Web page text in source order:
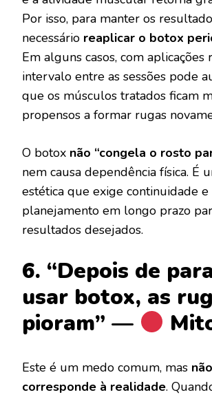
Por isso, para manter os
necessário reaplicar o botox
Em alguns casos, com aplicações
intervalo entre as sessões pode
que os músculos tratados ficam
propensos a formar rugas
O botox não “congela o rosto
nem causa dependência física. É
estética que exige continuidade e
planejamento em longo prazo
resultados desejados.
6. “Depois de
usar botox, as
pioram” —
Este é um medo comum, mas não
corresponde à realidade.